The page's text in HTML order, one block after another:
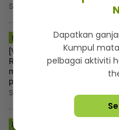
Sabtu, 8 Ogos 2026 3:30 PM
MSTAR | HIBURAN
[V] “Macam tak rasa
Ruhainies ambil tindakan,
makanan salah guna nama
pemasaran
Sabtu, 8 Ogos 2026 2:30 PM
MSTAR | SEMASA
Dapatkan
Kumpul
pelbagai aktiviti